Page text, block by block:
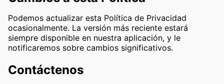
Podemos actualizar esta Política de Privacidad
ocasionalmente. La versión más reciente estará
siempre disponible en nuestra aplicación, y le
notificaremos sobre cambios significativos.
Contáctenos